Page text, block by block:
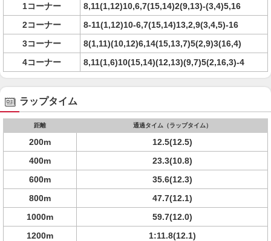
1コーナー
8,11(1,12)10,6,7(15,14)2(9,13)-(3,4)5,16
2コーナー
8-11(1,12)10-6,7(15,14)13,2,9(3,4,5)-16
3コーナー
8(1,11)(10,12)6,14(15,13,7)5(2,9)3(16,4)
4コーナー
8,11(1,6)10(15,14)(12,13)(9,7)5(2,16,3)-4
ラップタイム
距離 通過タイム（ラップタイム）
200m
12.5(12.5)
400m
23.3(10.8)
600m
35.6(12.3)
800m
47.7(12.1)
1000m
59.7(12.0)
1200m
1:11.8(12.1)